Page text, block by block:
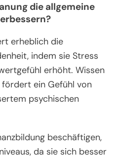
die allgemeine
erheblich die
indem sie Stress
erhöht. Wissen
ein Gefühl von
psychischen
beschäftigen,
da sie sich besser